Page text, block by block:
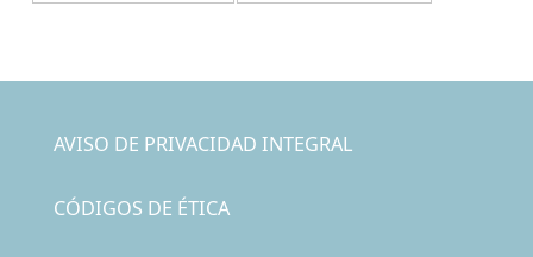
AVISO DE PRIVACIDAD INTEGRAL
CÓDIGOS DE ÉTICA